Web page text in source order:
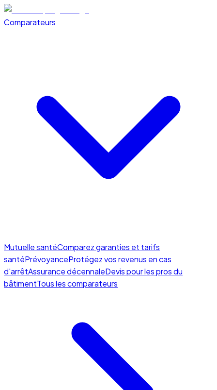
Comparateurs
Mutuelle santéComparez garanties et tarifs
santéPrévoyanceProtégez vos revenus en cas
d'arrêtAssurance décennaleDevis pour les pros du
bâtimentTous les comparateurs